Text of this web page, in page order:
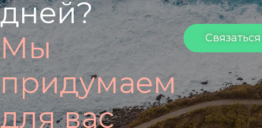
дней?
Мы
придумаем
для вас
Связаться